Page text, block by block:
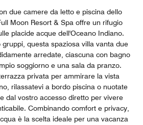
due camere da letto e piscina dello
Moon Resort & Spa offre un rifugio
placide acque dell'Oceano Indiano.
questa spaziosa villa vanta due
arredate, ciascuna con bagno
soggiorno e una sala da pranzo.
privata per ammirare la vista
rilassatevi a bordo piscina o nuotate
dal vostro accesso diretto per vivere
Combinando comfort e privacy,
è la scelta ideale per una vacanza